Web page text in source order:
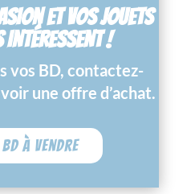
ET VOS JOUETS
!
vos BD, contactez-
une offre d’achat.
à vendre